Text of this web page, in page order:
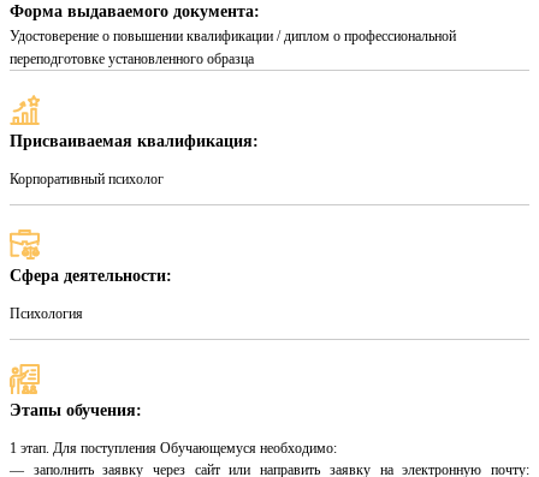
Форма выдаваемого документа:
Удостоверение о повышении квалификации / диплом о профессиональной
переподготовке установленного образца
Присваиваемая квалификация:
Корпоративный психолог
Сфера деятельности:
Психология
Этапы обучения:
1 этап. Для поступления Обучающемуся необходимо:
— заполнить заявку через сайт или направить заявку на электронную почту: